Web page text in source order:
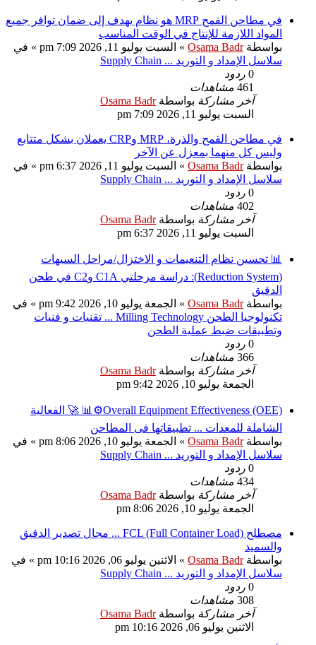
في مطاحن القمح MRP هو نظام يهدف إلى ضمان توافر جميع
المواد اللازمة للإنتاج في الوقت المناسب
بواسطةOsama Badr
» السبت يوليو 11, 2026 7:09 pm
» في
سلاسل الإمداد و التوريد ... Supply Chain
0 ردود
461 مشاهدات
آخر مشاركة بواسطةOsama Badr
السبت يوليو 11, 2026 7:09 pm
في مطاحن القمح والذرة، MRP وCRP يعملان بشكل متتابع
وليس كل منهما بمعزل عن الآخر
بواسطةOsama Badr
» السبت يوليو 11, 2026 6:37 pm
» في
سلاسل الإمداد و التوريد ... Supply Chain
0 ردود
402 مشاهدات
آخر مشاركة بواسطةOsama Badr
السبت يوليو 11, 2026 6:37 pm
📊 تحسين نظام التنعيمات و الاختزال/مراحل السيهات
(Reduction System): دراسة مرحلتي C1A وC2 في طحن
الدقيق
بواسطةOsama Badr
» الجمعة يوليو 10, 2026 9:42 pm
» في
تكنولوجيا الطحن Milling Technology ... تقنيات و فنيات
وتطبيقات ضبط عملية الطحن
0 ردود
366 مشاهدات
آخر مشاركة بواسطةOsama Badr
الجمعة يوليو 10, 2026 9:42 pm
Overall Equipment Effectiveness (OEE)⚙️📊 🚀 الفعالية
الشاملة للمعدات ... تطبيقاتها فى المطاحن
بواسطةOsama Badr
» الجمعة يوليو 10, 2026 8:06 pm
» في
سلاسل الإمداد و التوريد ... Supply Chain
0 ردود
434 مشاهدات
آخر مشاركة بواسطةOsama Badr
الجمعة يوليو 10, 2026 8:06 pm
مصطلح FCL (Full Container Load) ... مجال تصدير الدقيق
والسميد
بواسطةOsama Badr
» الاثنين يوليو 06, 2026 10:16 pm
» في
سلاسل الإمداد و التوريد ... Supply Chain
0 ردود
308 مشاهدات
آخر مشاركة بواسطةOsama Badr
الاثنين يوليو 06, 2026 10:16 pm